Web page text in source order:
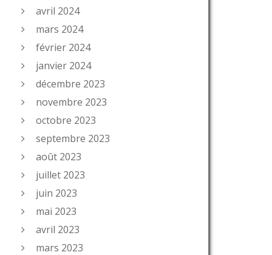
avril 2024
mars 2024
février 2024
janvier 2024
décembre 2023
novembre 2023
octobre 2023
septembre 2023
août 2023
juillet 2023
juin 2023
mai 2023
avril 2023
mars 2023